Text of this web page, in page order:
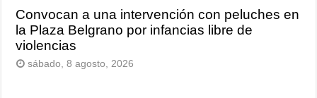
Convocan a una intervención con peluches en
la Plaza Belgrano por infancias libre de
violencias
sábado, 8 agosto, 2026